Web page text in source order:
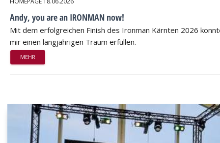
Andy, you are an IRONMAN now!
Mit dem erfolgreichen Finish des Ironman Kärnten 2026
mir einen langjährigen Traum erfüllen.
MEHR